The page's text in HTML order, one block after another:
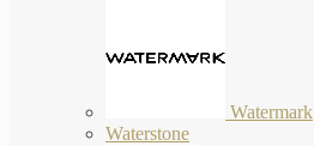
Watermark
Waterstone